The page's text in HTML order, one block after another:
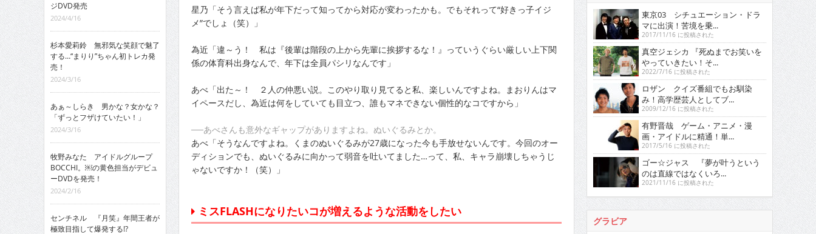
星乃「そう言えば私が年下だって知ってから対応が変わったかも。でもそれって“好きっ子イジ
メ”でしょ（笑）」
為近「違～う！ 私は『後輩は階段の上から先輩に挨拶するな！』っていうぐらい厳しい上下関
係の体育科出身なんで、年下は全員パシリなんです」
あべ「出た～！ ２人の仲悪い説。このやり取り見てると私、楽しいんですよね。まおりんはマ
イペースだし、為近は何をしていても目立つ、誰もマネできない個性的なコですから」
──あべさんも意外なギャップがありますよね。ぬいぐるみとか。
あべ「そうなんですよね。くまのぬいぐるみが27歳になった今も手放せないんです。今回のオー
ディションでも、ぬいぐるみに向かって弱音を吐いてました…って、私、キャラ崩壊しちゃうじ
ゃないですか！（笑）」
ミスFLASHになりたいコが増えるような活動をしたい
ジDVD発売
2024/4/16
杉本愛莉鈴 無邪気な笑顔で魅了
する…“まりり”ちゃん初トレカ発
売！
2024/3/16
あぁ～しらき 男かな？女かな？
「ずっとフザけていたい！」
2024/3/16
牧野みなた アイドルグループ
BOCCHI。￼の黄色担当がデビュ
ーDVDを発売！
2024/2/16
センチネル 『月笑』年間王者が
極致目指して爆発する!?
東京03 シチュエーション・ドラ
マに出演！苦境を乗...
2017/11/16 に投稿された
真空ジェシカ 『死ぬまでお笑いを
やっていきたい！そ...
2022/7/16 に投稿された
ロザン クイズ番組でもお馴染
み！高学歴芸人としてブ...
2009/12/16 に投稿された
有野晋哉 ゲーム・アニメ・漫
画・アイドルに精通！単...
2017/5/16 に投稿された
ゴー☆ジャス 『夢が叶うという
のは直線ではなくいろ...
2021/11/16 に投稿された
グラビア